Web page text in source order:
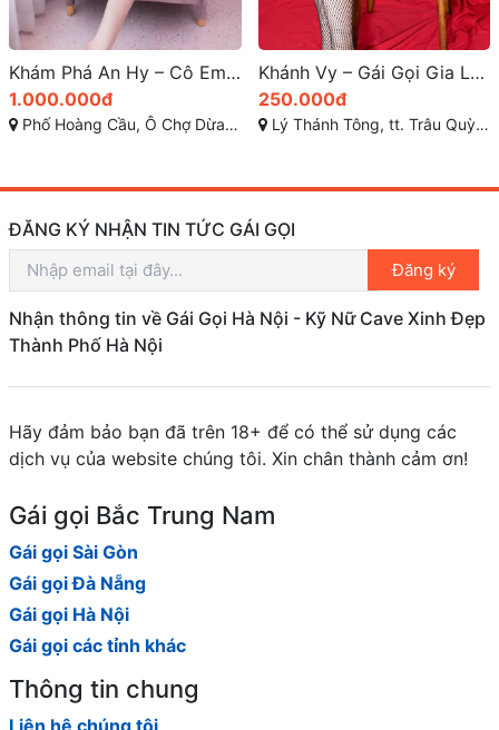
Khám Phá An Hy – Cô Em Gái Teen Rất Đẹp Tại Phố Hoàng Cầu, Ô Chợ Dừa, Đống Đa, Hà Nội | Xinh Teen Mơ Màng, Vú Non Ti Thụt, Ngoan Hiền Tình Cảm
1.000.000đ
Phố Hoàng Cầu, Ô Chợ Dừa, Đống Đa, Hà Nội
Khánh Vy – Gái Gọi Gia Lâm Đam Mê Tình Cảm
250.000đ
Lý Thánh Tông, tt. Trâu Quỳ, Gia Lâm, Hà Nội
ĐĂNG KÝ NHẬN TIN TỨC GÁI GỌI
Đăng ký
Nhận thông tin về Gái Gọi Hà Nội - Kỹ Nữ Cave Xinh Đẹp
Thành Phố Hà Nội
Hãy đảm bảo bạn đã trên 18+ để có thể sử dụng các
dịch vụ của website chúng tôi. Xin chân thành cảm ơn!
Gái gọi Bắc Trung Nam
Gái gọi Sài Gòn
Gái gọi Đà Nẵng
Gái gọi Hà Nội
Gái gọi các tỉnh khác
Thông tin chung